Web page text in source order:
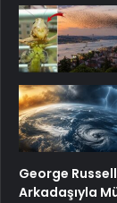
George
Arkadaşıyla